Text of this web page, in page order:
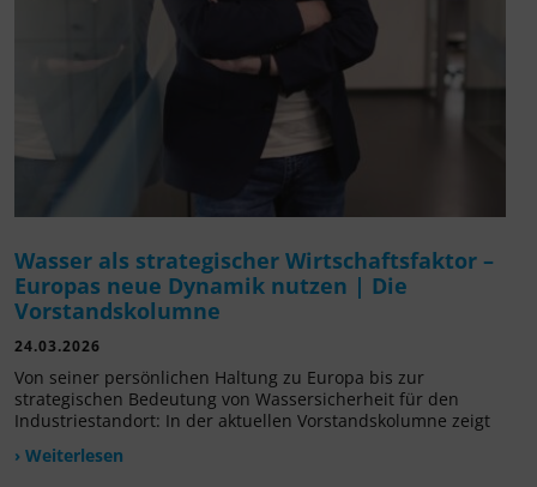
Wasser als strategischer Wirtschaftsfaktor –
Europas neue Dynamik nutzen | Die
Vorstandskolumne
24.03.2026
Von seiner persönlichen Haltung zu Europa bis zur
strategischen Bedeutung von Wassersicherheit für den
Industriestandort: In der aktuellen Vorstandskolumne zeigt
› Weiterlesen